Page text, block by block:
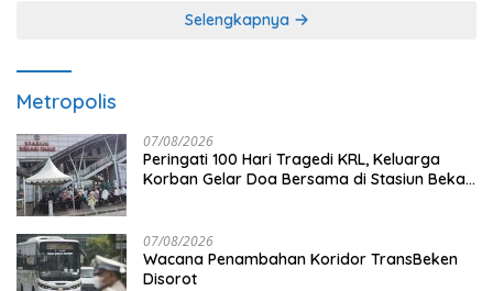
Selengkapnya
Metropolis
07/08/2026
Peringati 100 Hari Tragedi KRL, Keluarga
Korban Gelar Doa Bersama di Stasiun Bekasi
07/08/2026
Wacana Penambahan Koridor TransBeken
Disorot